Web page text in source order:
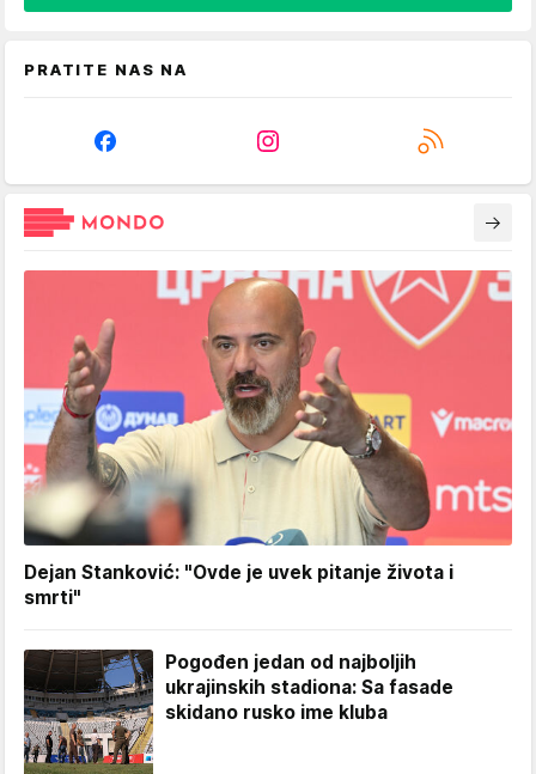
PRATITE NAS NA
Dejan Stanković: "Ovde je uvek pitanje života i
smrti"
Pogođen jedan od najboljih
ukrajinskih stadiona: Sa fasade
skidano rusko ime kluba